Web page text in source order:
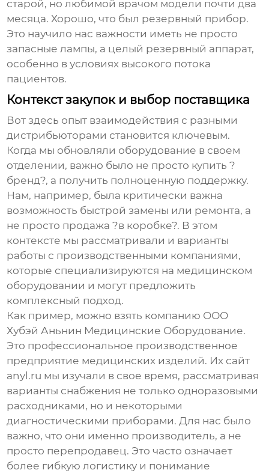
старой, но любимой врачом модели почти два
месяца. Хорошо, что был резервный прибор.
Это научило нас важности иметь не просто
запасные лампы, а целый резервный аппарат,
особенно в условиях высокого потока
пациентов.
Контекст закупок и выбор поставщика
Вот здесь опыт взаимодействия с разными
дистрибьюторами становится ключевым.
Когда мы обновляли оборудование в своем
отделении, важно было не просто купить ?
бренд?, а получить полноценную поддержку.
Нам, например, была критически важна
возможность быстрой замены или ремонта, а
не просто продажа ?в коробке?. В этом
контексте мы рассматривали и варианты
работы с производственными компаниями,
которые специализируются на медицинском
оборудовании и могут предложить
комплексный подход.
Как пример, можно взять компанию ООО
Хубэй Аньнин Медицинские Оборудование.
Это профессиональное производственное
предприятие медицинских изделий. Их сайт
anyl.ru мы изучали в свое время, рассматривая
варианты снабжения не только одноразовыми
расходниками, но и некоторыми
диагностическими приборами. Для нас было
важно, что они именно производитель, а не
просто перепродавец. Это часто означает
более гибкую логистику и понимание